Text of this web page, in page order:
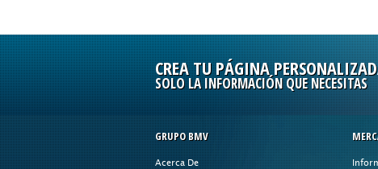
CREA TU PÁGINA
SOLO LA INFORMACIÓN QUE NECESITAS
GRUPO BMV
Acerca De